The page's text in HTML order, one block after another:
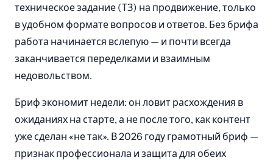
техническое задание (ТЗ) на продвижение, только
в удобном формате вопросов и ответов. Без брифа
работа начинается вслепую — и почти всегда
заканчивается переделками и взаимным
недовольством.
Бриф экономит недели: он ловит расхождения в
ожиданиях на старте, а не после того, как контент
уже сделан «не так». В 2026 году грамотный бриф —
признак профессионала и защита для обеих